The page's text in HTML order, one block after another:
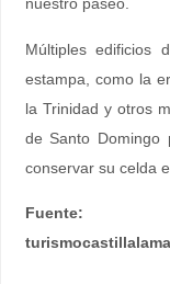
Múltiples edificios
estampa, como la
la Trinidad y otros
de Santo
conservar su celda
Fuente: